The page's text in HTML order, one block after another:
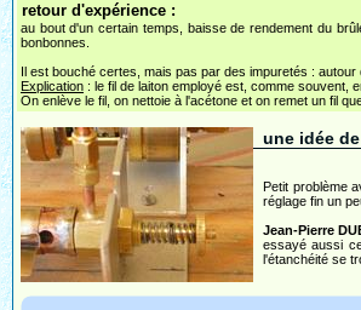
retour d'expérience :
au bout d'un certain temps, baisse de rendement du
bonbonnes.
Il est bouché certes, mais pas par des impuretés :
Explication : le fil de laiton employé est, comme souvent,
On enlève le fil, on nettoie à l'acétone et on remet un fil
une idée
Petit problème
réglage fin un
Jean-Pierre
essayé aussi
l'étanchéité se